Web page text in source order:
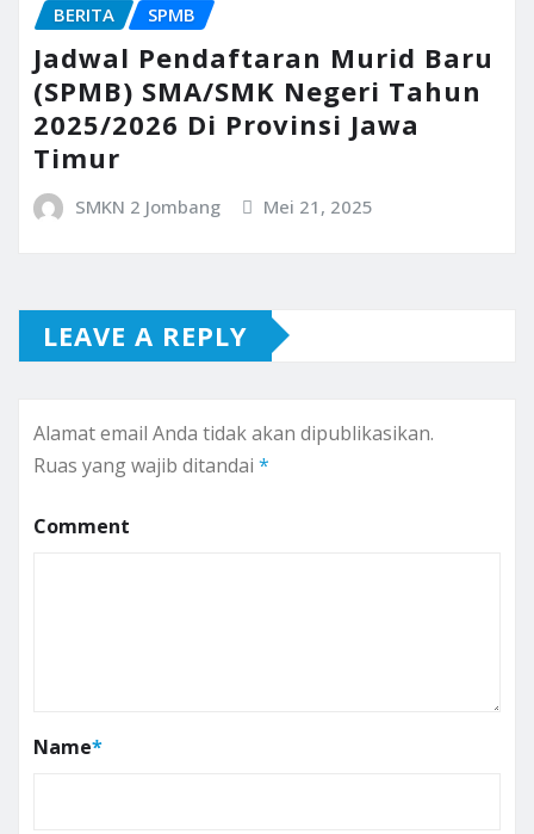
BERITA SPMB
Jadwal Pendaftaran Murid Baru
(SPMB) SMA/SMK Negeri Tahun
2025/2026 Di Provinsi Jawa
Timur
SMKN 2 Jombang Mei 21, 2025
LEAVE A REPLY
Alamat email Anda tidak akan dipublikasikan.
Ruas yang wajib ditandai *
Comment
Name*